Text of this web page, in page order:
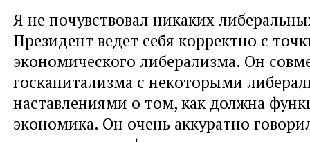
Я не почувствовал никаких
Президент ведет себя корректно с
экономического либерализма. Он
госкапитализма с некоторыми
наставлениями о том, как должна
экономика. Он очень аккуратно